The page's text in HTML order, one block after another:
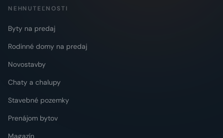
NEHNUTEĽNOSTI
Byty na predaj
Rodinné domy na predaj
Novostavby
Chaty a chalupy
Stavebné pozemky
Prenájom bytov
Magazín